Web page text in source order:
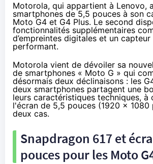
Motorola, qui appartient à Lenovo,
smartphones de 5,5 pouces à son
Moto G4 et G4 Plus. Le second
fonctionnalités supplémentaires
d’empreintes digitales et un
performant.
Motorola vient de dévoiler sa
de smartphones « Moto G » qui
désormais deux déclinaisons : les
deux smartphones partagent une
leurs caractéristiques techniques, à
l'écran de 5,5 pouces (1920 x 1080
deux cas.
Snapdragon 617 et
pouces pour les Moto